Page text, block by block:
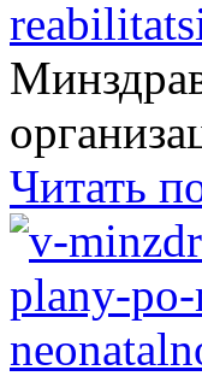
Читать